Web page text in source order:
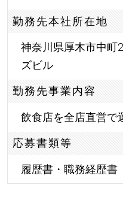
勤務先本社所在地
神奈川県厚木市中町
ズビル
勤務先事業内容
飲食店を全店直営で
応募書類等
履歴書・職務経歴書